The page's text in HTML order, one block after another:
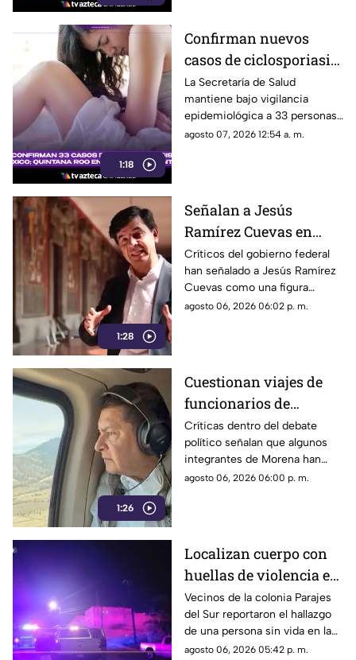
1:18
Confirman nuevos
casos de ciclosporiasis
en México; este estado
concentra la mayor
cifra
La Secretaría de Salud
mantiene bajo vigilancia
epidemiológica a 33 personas
diagnosticadas con
agosto 07, 2026 12:54 a. m.
1:28
Señalan a Jesús
Ramírez Cuevas en
debate sobre regulación
y libertad de expresión
Críticos del gobierno federal
han señalado a Jesús Ramírez
Cuevas como una figura
relevante dentro de la
agosto 06, 2026 06:02 p. m.
1:26
Cuestionan viajes de
funcionarios de
Morena por presuntos
gastos alejados de la
austeridad
Críticas dentro del debate
político señalan que algunos
integrantes de Morena han
sido señalados por realizar
agosto 06, 2026 06:00 p. m.
Localizan cuerpo con
huellas de violencia en
calles de Parajes del
Sur | VIDEO
Vecinos de la colonia Parajes
del Sur reportaron el hallazgo
de una persona sin vida en la
vía pública.
agosto 06, 2026 05:42 p. m.